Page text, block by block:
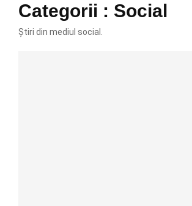
Categorii : Social
Știri din mediul social.